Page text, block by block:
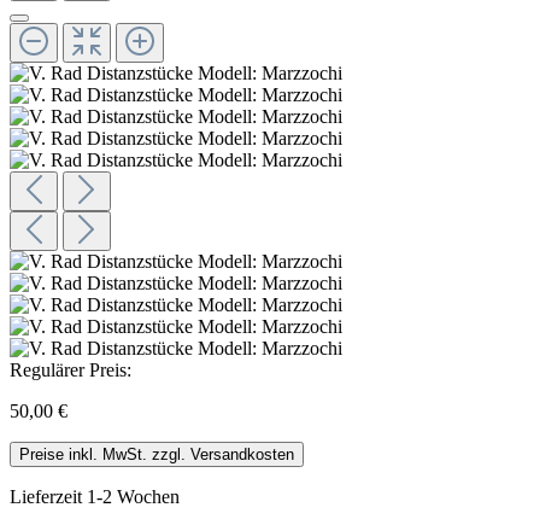
Regulärer Preis:
50,00 €
Preise inkl. MwSt. zzgl. Versandkosten
Lieferzeit 1-2 Wochen